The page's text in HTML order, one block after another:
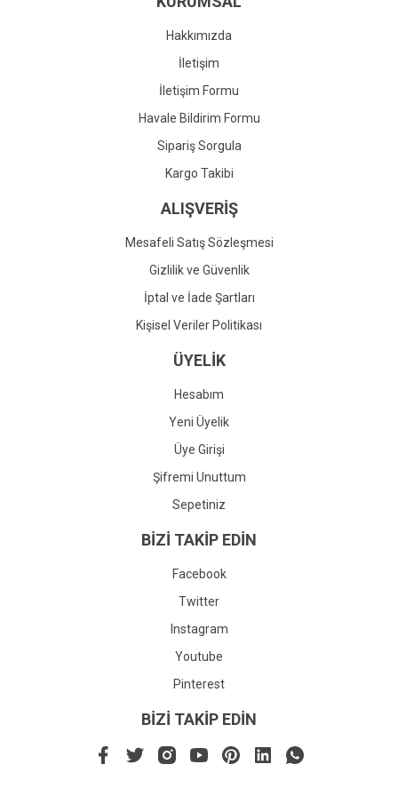
Gönder
Hakkımızda
İletişim
İletişim Formu
Havale Bildirim Formu
Sipariş Sorgula
Kargo Takibi
ALIŞVERİŞ
Mesafeli Satış Sözleşmesi
Gizlilik ve Güvenlik
İptal ve İade Şartları
Kişisel Veriler Politikası
ÜYELİK
Hesabım
Yeni Üyelik
Üye Girişi
Şifremi Unuttum
Sepetiniz
BİZİ TAKİP EDİN
Facebook
Twitter
Instagram
Youtube
Pinterest
BİZİ TAKİP EDİN